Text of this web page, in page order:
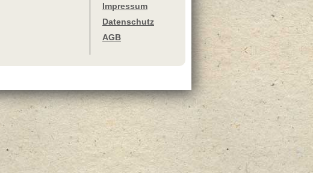
Impressum
Datenschutz
AGB